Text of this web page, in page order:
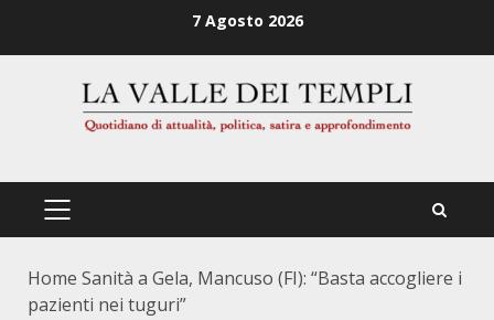
7 Agosto 2026
PRIMÄRES
Home Sanità a Gela, Mancuso (FI): “Basta accogliere i
pazienti nei tuguri”